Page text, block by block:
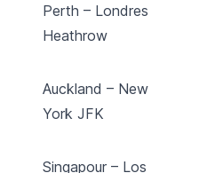
Perth – Londres
Heathrow
Auckland – New
York JFK
Singapour – Los